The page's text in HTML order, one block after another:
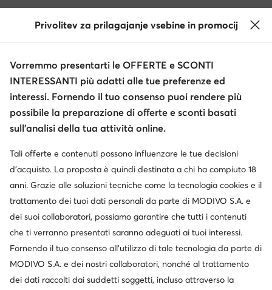
Privolitev za prilagajanje vsebine in promocij
Vorremmo presentarti le OFFERTE e SCONTI
INTERESSANTI più adatti alle tue preferenze ed
interessi. Fornendo il tuo consenso puoi rendere più
possibile la preparazione di offerte e sconti basati
sull’analisi della tua attività online.
Tali offerte e contenuti possono influenzare le tue decisioni
d’acquisto. La proposta è quindi destinata a chi ha compiuto 18
anni. Grazie alle soluzioni tecniche come la tecnologia cookies e il
trattamento dei tuoi dati personali da parte di MODIVO S.A. e
dei suoi collaboratori, possiamo garantire che tutti i contenuti
che ti verranno presentati saranno adeguati ai tuoi interessi.
Fornendo il tuo consenso all’utilizzo di tale tecnologia da parte di
MODIVO S.A. e dei nostri collaboratori, nonché al trattamento
dei dati raccolti dai suddetti soggetti, incluso attraverso la